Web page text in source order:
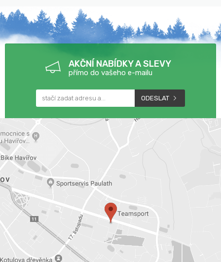
AKČNÍ NABÍDKY A SLEVY
přímo do vašeho e-mailu
ODESLAT